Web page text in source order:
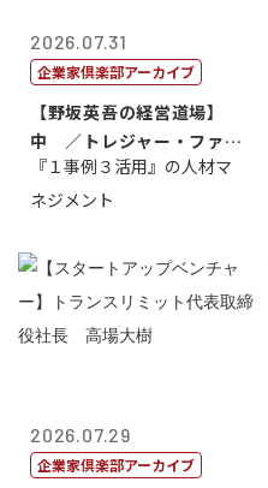
2026.07.31
企業家倶楽部アーカイブ
【野坂英吾の経営道場】
中 ／トレジャー・ファク
トリー社長野坂...
『１事例３活用』の人材マ
ネジメント
2026.07.29
企業家倶楽部アーカイブ